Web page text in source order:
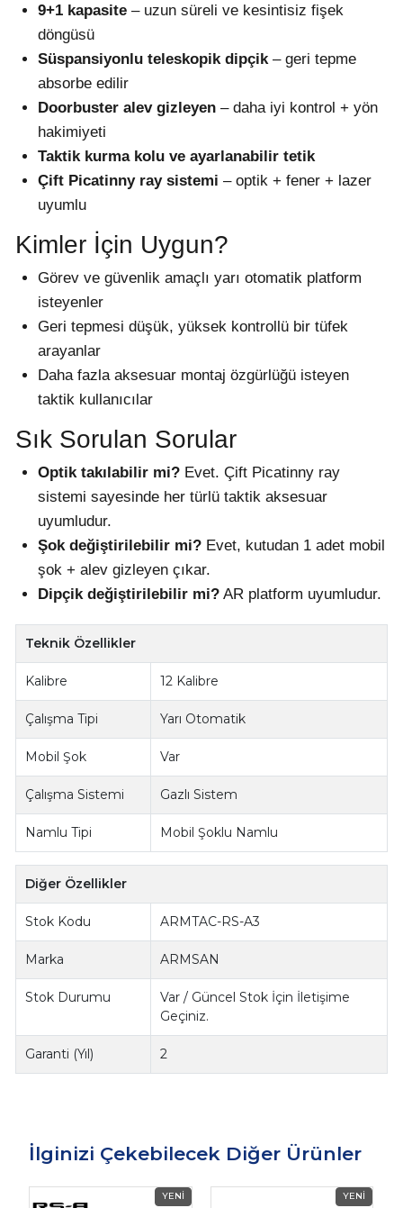
9+1 kapasite – uzun süreli ve kesintisiz fişek
döngüsü
Süspansiyonlu teleskopik dipçik– geri tepme
absorbe edilir
Doorbuster alev gizleyen – daha iyi kontrol + yön
hakimiyeti
Taktik kurma kolu ve ayarlanabilir tetik
Çift Picatinny ray sistemi – optik + fener + lazer
uyumlu
Kimler İçin Uygun?
Görev ve güvenlik amaçlı yarı otomatik platform
isteyenler
Geri tepmesi düşük, yüksek kontrollü bir tüfek
arayanlar
Daha fazla aksesuar montaj özgürlüğü isteyen
taktik kullanıcılar
Sık Sorulan Sorular
Optik takılabilir mi? Evet. Çift Picatinny ray
sistemi sayesinde her türlü taktik aksesuar
uyumludur.
Şok değiştirilebilir mi? Evet, kutudan 1 adet mobil
şok + alev gizleyen çıkar.
Dipçik değiştirilebilir mi? AR platform uyumludur.
Teknik Özellikler
Kalibre 12 Kalibre
Çalışma Tipi Yarı Otomatik
Mobil Şok Var
Çalışma Sistemi Gazlı Sistem
Namlu Tipi Mobil Şoklu Namlu
Diğer Özellikler
Stok Kodu ARMTAC-RS-A3
Marka ARMSAN
Stok Durumu
Var / Güncel Stok İçin İletişime
Geçiniz.
Garanti (Yıl) 2
İlginizi Çekebilecek Diğer Ürünler